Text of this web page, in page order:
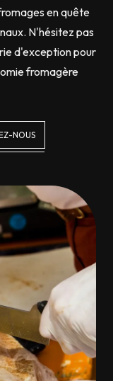
en quête
N'hésitez pas
d'exception pour
fromagère
NOUS